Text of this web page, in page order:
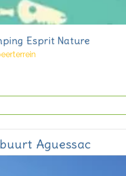
Esprit Nature
Aguessac